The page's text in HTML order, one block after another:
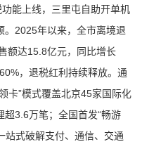
能上线，三里屯自助开单机
。2025年以来，全市离境退
额达15.8亿元，同比增长
，退税红利持续释放。通
卡”模式覆盖北京45家国际化
3.6万笔；全国首发“畅游
站式破解支付、通信、交通